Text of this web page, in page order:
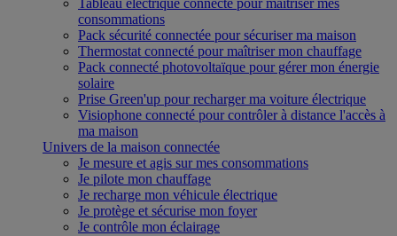
Tableau électrique connecté pour maîtriser mes
consommations
Pack sécurité connectée pour sécuriser ma maison
Thermostat connecté pour maîtriser mon chauffage
Pack connecté photovoltaïque pour gérer mon énergie
solaire
Prise Green'up pour recharger ma voiture électrique
Visiophone connecté pour contrôler à distance l'accès à
ma maison
Univers de la maison connectée
Je mesure et agis sur mes consommations
Je pilote mon chauffage
Je recharge mon véhicule électrique
Je protège et sécurise mon foyer
Je contrôle mon éclairage